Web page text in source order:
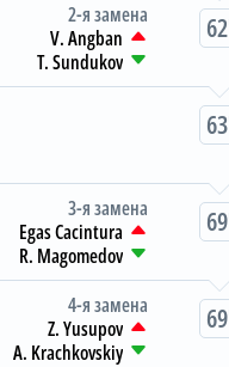
2-я замена
V. Angban
T. Sundukov
62
63
3-я замена
Egas Cacintura
R. Magomedov
69
4-я замена
Z. Yusupov
A. Krachkovskiy
69